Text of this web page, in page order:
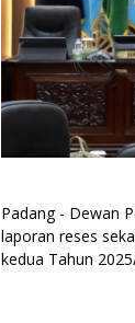
Padang - Dewan
laporan reses
kedua Tahun